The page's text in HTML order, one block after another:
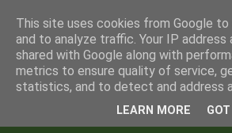
en bici por
Este blog BiciMAD
This site uses cookies from Google
and to analyze traffic. Your IP address
shared with Google along with
metrics to ensure quality of service,
statistics, and to detect and address
LEARN MORE